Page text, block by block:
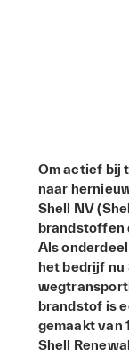
Om actief bij
naar
Shell NV
brandstoffen
Als
het bedrijf nu
brandstof is
gemaakt van
Shell